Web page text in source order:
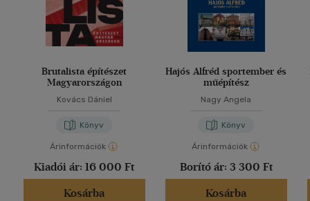
Brutalista építészet
Magyarországon
Kovács Dániel
Könyv
Árinformációk
Kiadói ár: 16 000 Ft
Kosárba
Hajós Alfréd sportember és
műépítész
Nagy Angela
Könyv
Árinformációk
Borító ár: 3 300 Ft
Kosárba